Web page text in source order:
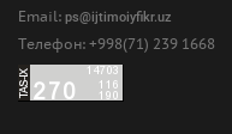
Email: ps@ijtimoiyfikr.uz
Tелефон: +998(71) 239 1668